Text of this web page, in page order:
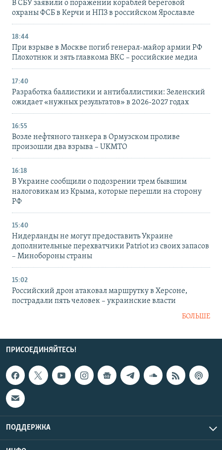
В СБУ заявили о поражении кораблей береговой
охраны ФСБ в Керчи и НПЗ в российском Ярославле
18:44
При взрыве в Москве погиб генерал-майор армии РФ
Плохотнюк и зять главкома ВКС – российские медиа
17:40
Разработка баллистики и антибаллистики: Зеленский
ожидает «нужных результатов» в 2026-2027 годах
16:55
Возле нефтяного танкера в Ормузском проливе
произошли два взрыва – UKMTO
16:18
В Украине сообщили о подозрении трем бывшим
налоговикам из Крыма, которые перешли на сторону
РФ
15:40
Нидерланды не могут предоставить Украине
дополнительные перехватчики Patriot из своих запасов
– Минобороны страны
15:02
Российский дрон атаковал маршрутку в Херсоне,
пострадали пять человек – украинские власти
БОЛЬШЕ
ПРИСОЕДИНЯЙТЕСЬ!
ПОДДЕРЖКА